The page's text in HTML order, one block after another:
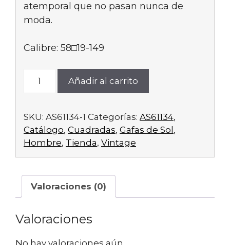
atemporal que no pasan nunca de
moda.
Calibre: 58□19-149
Añadir al carrito
SKU: AS61134-1 Categorías: AS61134,
Catálogo, Cuadradas, Gafas de Sol ,
Hombre, Tienda, Vintage
Valoraciones (0)
Valoraciones
No hay valoraciones aún.